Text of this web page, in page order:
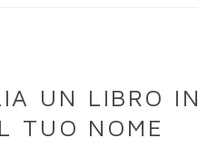
UN LIBRO IN
TUO NOME